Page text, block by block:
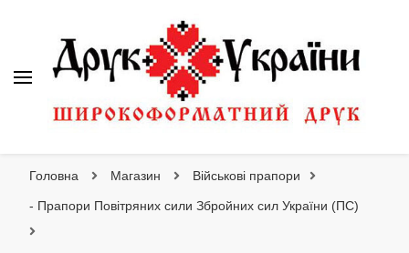
Головна Магазин Військові прапори
- Прапори Повітряних сили Збройних сил України (ПС)